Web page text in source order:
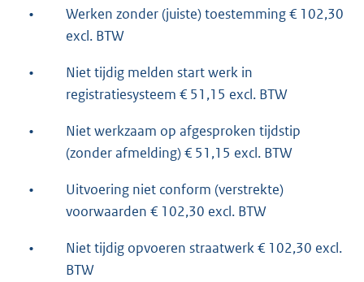
•
Werken zonder (juiste) toestemming € 102,30
excl. BTW
•
Niet tijdig melden start werk in
registratiesysteem € 51,15 excl. BTW
•
Niet werkzaam op afgesproken tijdstip
(zonder afmelding) € 51,15 excl. BTW
•
Uitvoering niet conform (verstrekte)
voorwaarden € 102,30 excl. BTW
•
Niet tijdig opvoeren straatwerk € 102,30 excl.
BTW